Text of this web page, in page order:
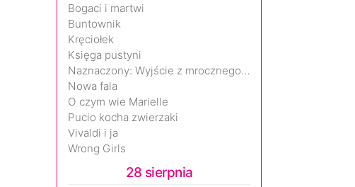
Bogaci i martwi
Buntownik
Kręciołek
Księga pustyni
Naznaczony: Wyjście z mrocznego wymiaru
Nowa fala
O czym wie Marielle
Pucio kocha zwierzaki
Vivaldi i ja
Wrong Girls
28 sierpnia